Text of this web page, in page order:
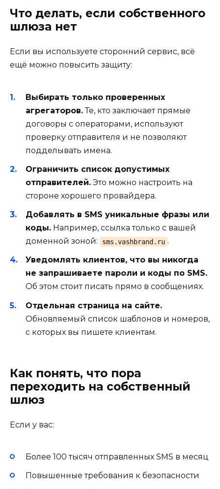
Что делать, если собственного
шлюза нет
Если вы используете сторонний сервис, всё
ещё можно повысить защиту:
Выбирать только проверенных
агрегаторов.Те, кто заключает прямые
договоры с операторами, используют
проверку отправителя и не позволяют
подделывать имена.
Ограничить список допустимых
отправителей. Это можно настроить на
стороне хорошего провайдера.
Добавлять в SMS уникальные фразы или
коды. Например, ссылка только с вашей
доменной зоной:
sms.vashbrand.ru .
Уведомлять клиентов, что вы никогда
не запрашиваете пароли и коды по SMS.
Об этом стоит писать прямо в сообщениях.
Отдельная страница на сайте.
Обновляемый список шаблонов и номеров,
с которых вы пишете клиентам.
Как понять, что пора
переходить на собственный
шлюз
Если у вас:
Более 100 тысяч отправленных SMS в месяц
Повышенные требования к безопасности